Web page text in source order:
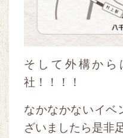
そして外構か
社！！！！
なかなかないイベ
ざいましたら是非